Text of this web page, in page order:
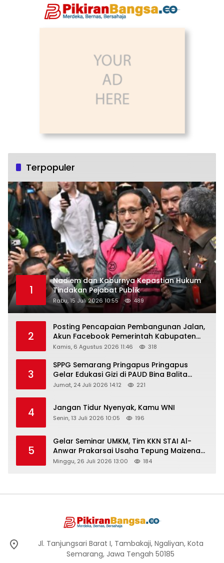
Terpopuler
1
Nadiem dan Kaburnya Kepastian Hukum
Tindakan Pejabat Publik
Rabu, 15 Juli 2026 10:55 489
2
Posting Pencapaian Pembangunan Jalan,
Akun Facebook Pemerintah Kabupaten
Rembang “Dirujak” Warganet
Kamis, 6 Agustus 2026 11:46 318
3
SPPG Semarang Pringapus Pringapus
Gelar Edukasi Gizi di PAUD Bina Balita
Peringati Hari Anak Nasional 2026
Jumat, 24 Juli 2026 14:12 221
4 Jangan Tidur Nyenyak, Kamu WNI
Senin, 13 Juli 2026 10:05 196
5
Gelar Seminar UMKM, Tim KKN STAI Al-
Anwar Prakarsai Usaha Tepung Maizena
di Logung
Minggu, 26 Juli 2026 13:00 184
Jl. Tanjungsari Barat I, Tambakaji, Ngaliyan, Kota
Semarang, Jawa Tengah 50185